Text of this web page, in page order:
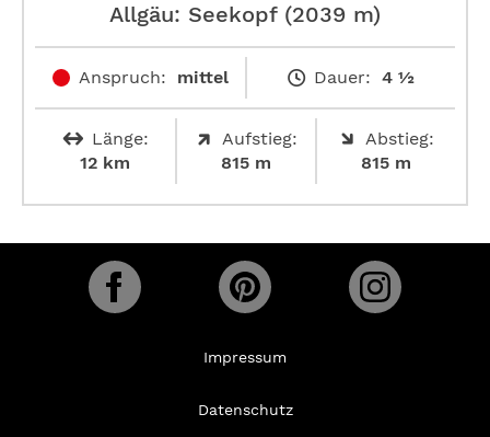
Allgäu: Seekopf (2039 m)
Anspruch: mittel Dauer: 4 ½
Länge:
12 km
Aufstieg:
815 m
Abstieg:
815 m
Impressum
Datenschutz